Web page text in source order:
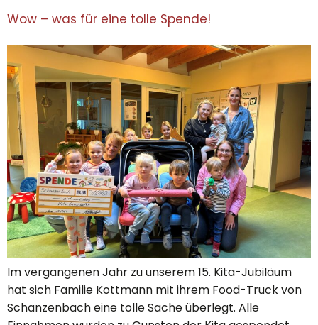
Wow – was für eine tolle Spende!
Im vergangenen Jahr zu unserem 15. Kita-Jubiläum
hat sich Familie Kottmann mit ihrem Food-Truck von
Schanzenbach eine tolle Sache überlegt. Alle